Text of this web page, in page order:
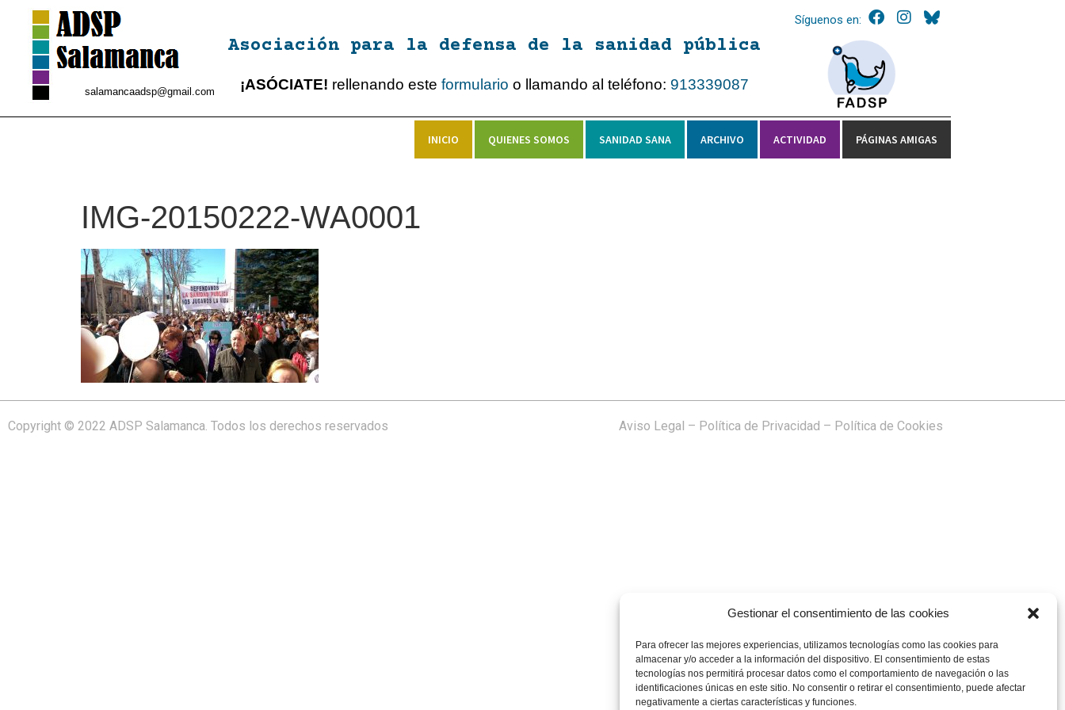
Gestionar el consentimiento de las cookies
Para ofrecer las mejores experiencias, utilizamos tecnologías como las cookies para
almacenar y/o acceder a la información del dispositivo. El consentimiento de estas
tecnologías nos permitirá procesar datos como el comportamiento de navegación o las
identificaciones únicas en este sitio. No consentir o retirar el consentimiento, puede afectar
negativamente a ciertas características y funciones.
salamancaadsp@gmail.com
Asociación para la defensa de la sanidad pública
¡ASÓCIATE! rellenando esteformulario o llamando al teléfono: 913339087
Síguenos en:
INICIO QUIENES SOMOS SANIDAD SANA ARCHIVO ACTIVIDAD PÁGINAS AMIGAS
IMG-20150222-WA0001
Copyright © 2022 ADSP Salamanca. Todos los derechos reservados Aviso Legal – Política de Privacidad – Política de Cookies